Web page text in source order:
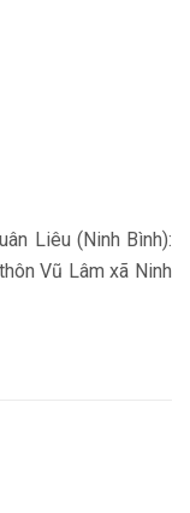
Liêu (Ninh Bình):
Vũ Lâm xã Ninh